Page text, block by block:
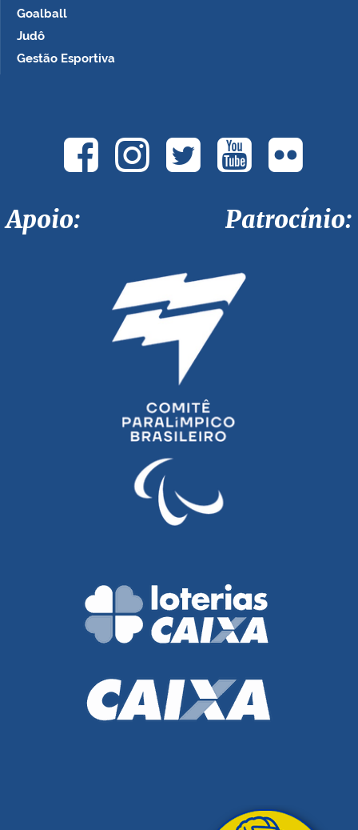
Goalball
Judô
Gestão Esportiva
Apoio: Patrocínio: